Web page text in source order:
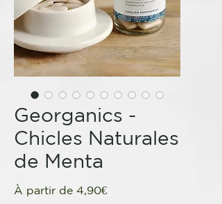
Georganics -
Chicles Naturales
de Menta
À partir de 4,90€Prix